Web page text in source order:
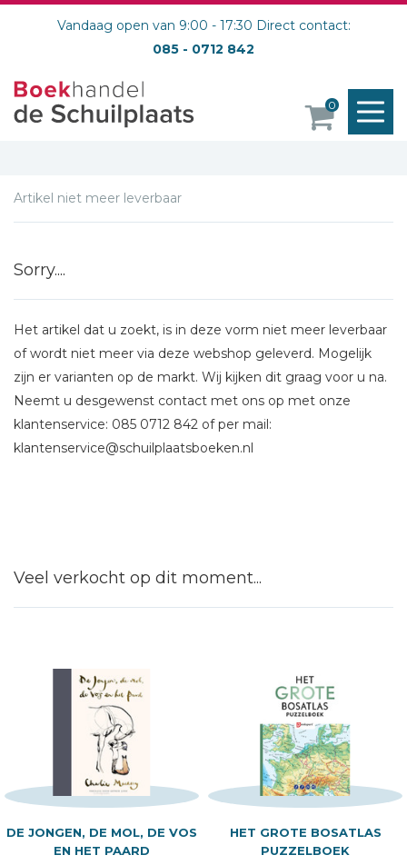
Vandaag open van 9:00 - 17:30 Direct contact:
085 - 0712 842
0
Artikel niet meer leverbaar
Sorry....
Het artikel dat u zoekt, is in deze vorm niet meer leverbaar
of wordt niet meer via deze webshop geleverd. Mogelijk
zijn er varianten op de markt. Wij kijken dit graag voor u na.
Neemt u desgewenst contact met ons op met onze
klantenservice: 085 0712 842 of per mail:
klantenservice@schuilplaatsboeken.nl
Veel verkocht op dit moment...
DE JONGEN, DE MOL, DE VOS
EN HET PAARD
HET GROTE BOSATLAS
PUZZELBOEK